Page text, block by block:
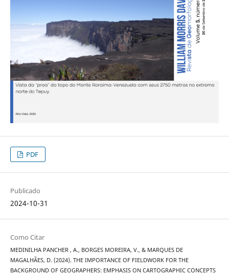
PDF
Publicado
2024-10-31
Como Citar
MEDINILHA PANCHER , A., BORGES MOREIRA, V., & MARQUES DE
MAGALHÃES, D. (2024). THE IMPORTANCE OF FIELDWORK FOR THE
BACKGROUND OF GEOGRAPHERS: EMPHASIS ON CARTOGRAPHIC CONCEPTS